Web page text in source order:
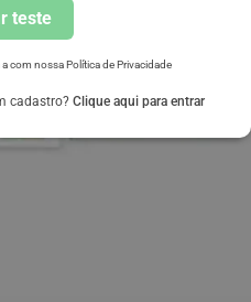
teste
a com nossa Política de Privacidade
cadastro? Clique aqui para entrar